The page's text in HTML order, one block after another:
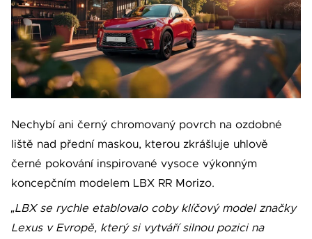
Nechybí ani černý chromovaný povrch na ozdobné
liště nad přední maskou, kterou zkrášluje uhlově
černé pokování inspirované vysoce výkonným
koncepčním modelem LBX RR Morizo.
„LBX se rychle etablovalo coby klíčový model značky
Lexus v Evropě, který si vytváří silnou pozici na